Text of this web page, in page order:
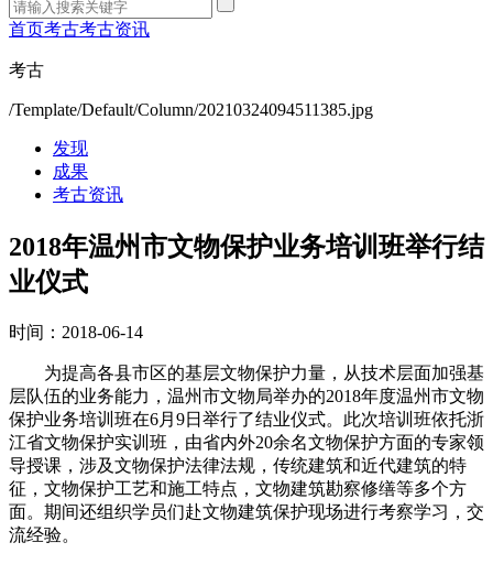
首页考古考古资讯
考古
/Template/Default/Column/20210324094511385.jpg
发现
成果
考古资讯
2018年温州市文物保护业务培训班举行结
业仪式
时间：2018-06-14
为提高各县市区的基层文物保护力量，从技术层面加强基
层队伍的业务能力，温州市文物局举办的2018年度温州市文物
保护业务培训班在6月9日举行了结业仪式。此次培训班依托浙
江省文物保护实训班，由省内外20余名文物保护方面的专家领
导授课，涉及文物保护法律法规，传统建筑和近代建筑的特
征，文物保护工艺和施工特点，文物建筑勘察修缮等多个方
面。期间还组织学员们赴文物建筑保护现场进行考察学习，交
流经验。